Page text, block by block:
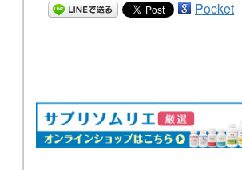
Pocket